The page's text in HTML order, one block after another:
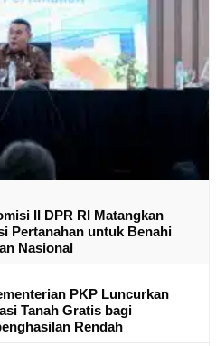
II DPR RI Matangkan
Pertanahan untuk Benahi
Nasional
PKP Luncurkan
Tanah Gratis bagi
Rendah